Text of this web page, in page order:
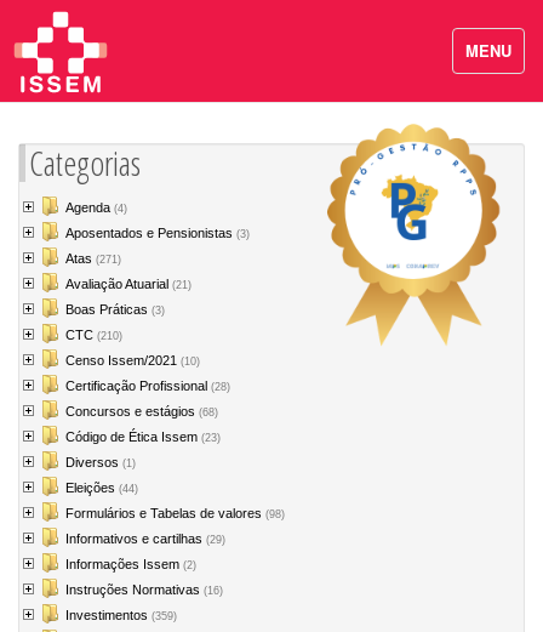
Categorias
Agenda (4)
Aposentados e Pensionistas (3)
Atas (271)
Avaliação Atuarial (21)
Boas Práticas (3)
CTC (210)
Censo Issem/2021 (10)
Certificação Profissional (28)
Concursos e estágios (68)
Código de Ética Issem (23)
Diversos (1)
Eleições (44)
Formulários e Tabelas de valores (98)
Informativos e cartilhas (29)
Informações Issem (2)
Instruções Normativas (16)
Investimentos (359)
MENU